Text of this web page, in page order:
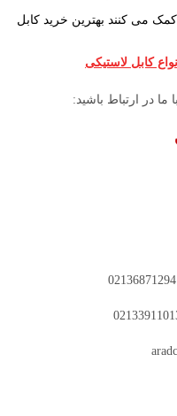
می کنند بهترین خرید کابل
کابل لاستیکی
در ارتباط باشید: